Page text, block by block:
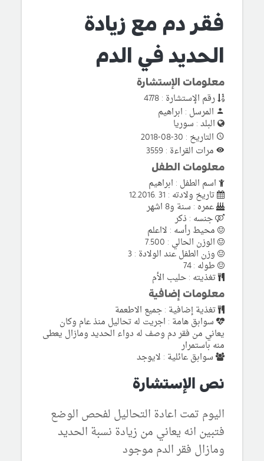
فقر دم مع زيادة
الحديد في الدم
معلومات الإستشارة
رقم الإستشارة : 4778
المرسل : ابراهيم
البلد : سوريا
التاريخ : 30-08-2018
مرات القراءة : 3559
معلومات الطفل
اسم الطفل : ابراهيم
تاريخ ولادته : 31 .12.2016
عمره : سنة و8 اشهر
جنسه : ذكر
محيط رأسه : لااعلم
الوزن الحالي : 7.500
وزن الطفل عند الولادة : 3
طوله : 74
تغذيته : حليب الأم
معلومات إضافية
تغذية إضافية : جميع الاطعمة
سوابق هامة : اجريت له تحاليل منذ عام وكان
يعاني من فقر دم وصف له دواء الحديد ومازال يعطى
منه باستمرار
سوابق عائلية : لايوجد
نص الإستشارة
اليوم تمت اعادة التحاليل لفحص الوضع
فتبين انه يعاني من زيادة نسبة الحديد
ومازال فقر الدم موجود